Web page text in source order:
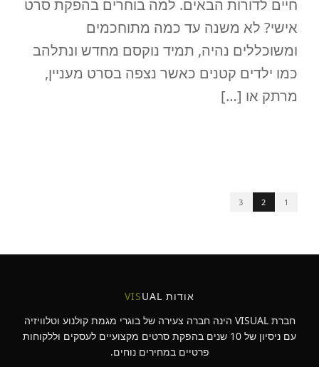
חיים לדורות הבאים. למה בוחרים בהפקת סרט
אישי? לא משנה עד כמה מתוחכמים
ומשוכללים נהיה, תמיד נוקסם מחדש ונתלהב
כמו ילדים קטנים כאשר נצפה בסרט מעניין,
מרתק או […]
1
2
3
אודות VISUAL
חברת VISUAL הינה חברה צעירה של בוגרי מגמת קולנוע וטלוויזיה
עם ניסיון של 10 שנים בהפקת סרטים מקצועיים לעסקים וללקוחות
פרטיים במחירים נוחים.